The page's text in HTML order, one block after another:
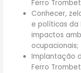
Ferro
Conhecer,
e políticas da
impactos
ocupacionais;
Implantação
Ferro